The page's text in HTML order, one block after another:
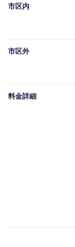
市区内
市区外
料金詳細